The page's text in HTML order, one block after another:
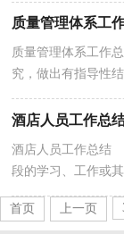
质量管理体系工
质量管理体系工作
究，做出有指导性
作中的规律，不如
酒店人员工作总
酒店人员工作总结
段的学习、工作或
首页
上一页